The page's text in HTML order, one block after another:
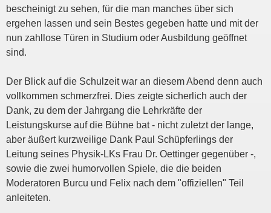
bescheinigt zu sehen, für die man manches über sich
ergehen lassen und sein Bestes gegeben hatte und mit der
nun zahllose Türen in Studium oder Ausbildung geöffnet
sind.
Der Blick auf die Schulzeit war an diesem Abend denn auch
vollkommen schmerzfrei. Dies zeigte sicherlich auch der
Dank, zu dem der Jahrgang die Lehrkräfte der
Leistungskurse auf die Bühne bat - nicht zuletzt der lange,
aber äußert kurzweilige Dank Paul Schüpferlings der
Leitung seines Physik-LKs Frau Dr. Oettinger gegenüber -,
sowie die zwei humorvollen Spiele, die die beiden
Moderatoren Burcu und Felix nach dem "offiziellen" Teil
anleiteten.